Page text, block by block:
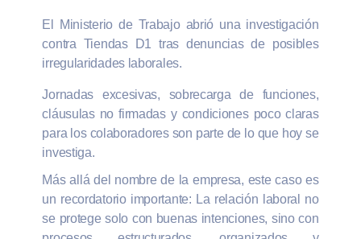
El Ministerio de Trabajo abrió una investigación
contra Tiendas D1 tras denuncias de posibles
irregularidades laborales.
Jornadas excesivas, sobrecarga de funciones,
cláusulas no firmadas y condiciones poco claras
para los colaboradores son parte de lo que hoy se
investiga.
Más allá del nombre de la empresa, este caso es
un recordatorio importante: La relación laboral no
se protege solo con buenas intenciones, sino con